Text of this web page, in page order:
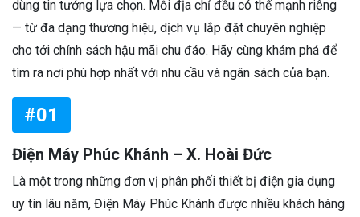
dùng tin tưởng lựa chọn. Mỗi địa chỉ đều có thế mạnh riêng
— từ đa dạng thương hiệu, dịch vụ lắp đặt chuyên nghiệp
cho tới chính sách hậu mãi chu đáo. Hãy cùng khám phá để
tìm ra nơi phù hợp nhất với nhu cầu và ngân sách của bạn.
#01
Điện Máy Phúc Khánh – X. Hoài Đức
Là một trong những đơn vị phân phối thiết bị điện gia dụng
uy tín lâu năm, Điện Máy Phúc Khánh được nhiều khách hàng